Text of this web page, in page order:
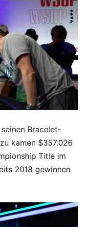
Bracelet-
kamen $357.026
Title im
2018 gewinnen